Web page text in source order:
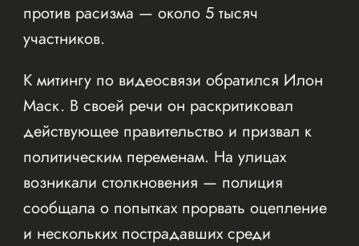
против расизма — около 5 тысяч
участников.
К митингу по видеосвязи обратился Илон
Маск. В своей речи он раскритиковал
действующее правительство и призвал к
политическим переменам. На улицах
возникали столкновения — полиция
сообщала о попытках прорвать оцепление
и нескольких пострадавших среди